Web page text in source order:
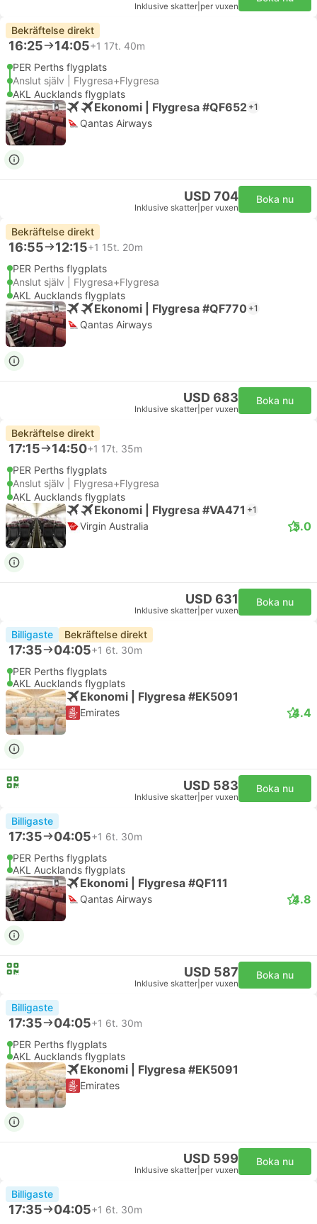
Inklusive skatter per vuxen
Bekräftelse direkt
16:25 14:05+1 17t. 40m
PER Perths flygplats
Anslut själv | Flygresa+Flygresa
AKL Aucklands flygplats
Ekonomi | Flygresa #QF652 +1
Qantas Airways
USD 704
Inklusive skatter per vuxen
Boka nu
Bekräftelse direkt
16:55 12:15+1 15t. 20m
PER Perths flygplats
Anslut själv | Flygresa+Flygresa
AKL Aucklands flygplats
Ekonomi | Flygresa #QF770 +1
Qantas Airways
USD 683
Inklusive skatter per vuxen
Boka nu
Bekräftelse direkt
17:15 14:50+1 17t. 35m
PER Perths flygplats
Anslut själv | Flygresa+Flygresa
AKL Aucklands flygplats
Ekonomi | Flygresa #VA471 +1
Virgin Australia 5.0
USD 631
Inklusive skatter per vuxen
Boka nu
Billigaste Bekräftelse direkt
17:35 04:05+1 6t. 30m
PER Perths flygplats
AKL Aucklands flygplats
Ekonomi | Flygresa #EK5091
Emirates 4.4
USD 583
Inklusive skatter per vuxen
Boka nu
Billigaste
17:35 04:05+1 6t. 30m
PER Perths flygplats
AKL Aucklands flygplats
Ekonomi | Flygresa #QF111
Qantas Airways 4.8
USD 587
Inklusive skatter per vuxen
Boka nu
Billigaste
17:35 04:05+1 6t. 30m
PER Perths flygplats
AKL Aucklands flygplats
Ekonomi | Flygresa #EK5091
Emirates
USD 599
Inklusive skatter per vuxen
Boka nu
Billigaste
17:35 04:05+1 6t. 30m